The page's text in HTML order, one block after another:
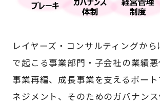
レイヤーズ・コンサルティングか
で起こる事業部門・子会社の業績
事業再編、成長事業を支えるポー
ネジメント、そのためのガバナン